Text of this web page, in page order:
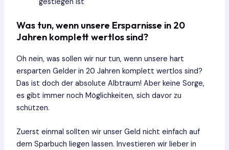
Was tun, wenn unsere Ersparnisse in 20
Jahren komplett wertlos sind?
Oh nein, was sollen wir nur tun, wenn unsere hart
ersparten Gelder in 20 Jahren komplett wertlos sind?
Das ist doch der absolute Albtraum! Aber keine Sorge,
es gibt immer noch Möglichkeiten, sich davor zu
schützen.
Zuerst einmal sollten wir unser Geld nicht einfach auf
dem Sparbuch liegen lassen. Investieren wir lieber in